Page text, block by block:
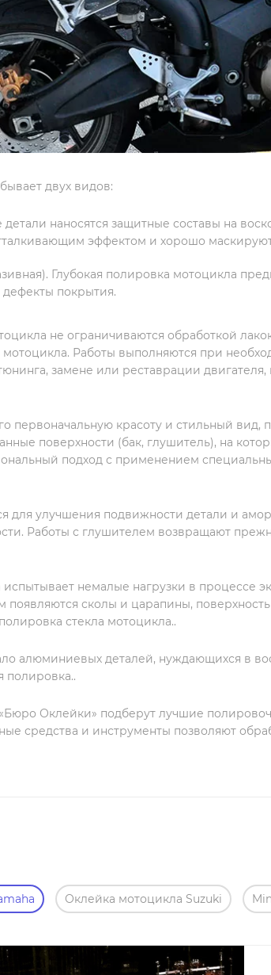
двух видов:
наносятся защитные составы на
эффектом и хорошо
Глубокая полировка мотоцикла
покрытия.
не ограничиваются обработкой
мотоцикла. Работы выполняются при
замене или реставрации
первоначальную красоту и стильный
поверхности (бак, глушитель), на
подход с применением
для улучшения подвижности детали и
Работы с глушителем возвращают
немалые нагрузки в процессе
сколы и царапины,
стекла мотоцикла..
алюминиевых деталей, нуждающихся в
полировка..
Оклейки» подберут лучшие
средства и инструменты позволяют
Оклейка мотоцикла Suzuki